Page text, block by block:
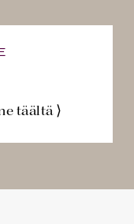
täältä ⟩